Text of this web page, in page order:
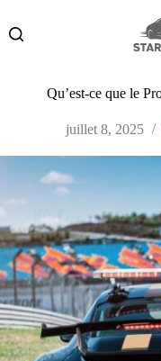
contenu
Qu’est-ce que le
juillet 8, 2025